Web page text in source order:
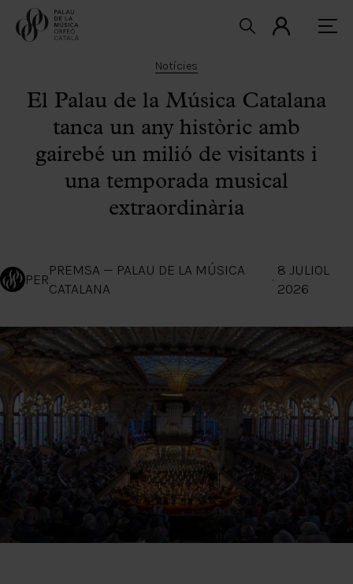
Notícies
El Palau de la Música Catalana
tanca un any històric amb
gairebé un milió de visitants i
una temporada musical
extraordinària
PER
PREMSA — PALAU DE LA MÚSICA
CATALANA
·
8 JULIOL
2026